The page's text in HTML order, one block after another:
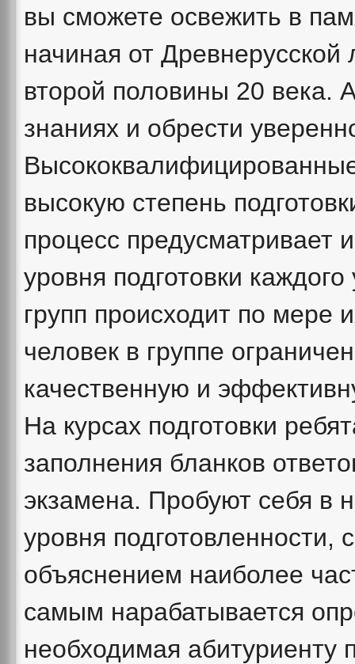
вы сможете освежить в
начиная от
второй половины 20 века.
знаниях и обрести
высокую степень
процесс предусматривает
уровня подготовки
групп происходит по мере
человек в группе
качественную и
На курсах подготовки
заполнения бланков
экзамена. Пробуют себя в
уровня
объяснением наиболее
самым нарабатывается
необходимая абитуриенту